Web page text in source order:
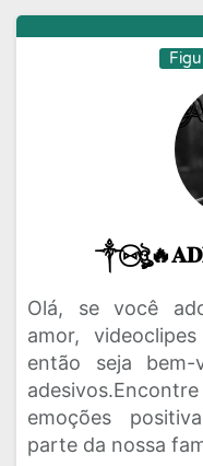
Olá, se você
amor,
então seja
emoções
parte da nossa